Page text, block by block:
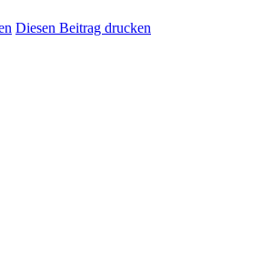
Diesen Beitrag drucken